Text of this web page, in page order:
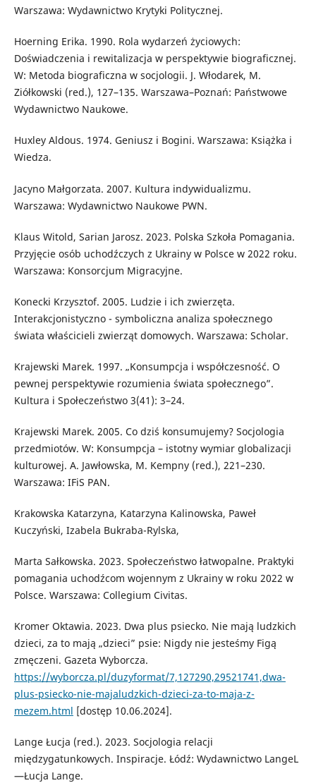
Warszawa: Wydawnictwo Krytyki Politycznej.
Hoerning Erika. 1990. Rola wydarzeń życiowych:
Doświadczenia i rewitalizacja w perspektywie biograficznej.
W: Metoda biograficzna w socjologii. J. Włodarek, M.
Ziółkowski (red.), 127–135. Warszawa–Poznań: Państwowe
Wydawnictwo Naukowe.
Huxley Aldous. 1974. Geniusz i Bogini. Warszawa: Książka i
Wiedza.
Jacyno Małgorzata. 2007. Kultura indywidualizmu.
Warszawa: Wydawnictwo Naukowe PWN.
Klaus Witold, Sarian Jarosz. 2023. Polska Szkoła Pomagania.
Przyjęcie osób uchodźczych z Ukrainy w Polsce w 2022 roku.
Warszawa: Konsorcjum Migracyjne.
Konecki Krzysztof. 2005. Ludzie i ich zwierzęta.
Interakcjonistyczno - symboliczna analiza społecznego
świata właścicieli zwierząt domowych. Warszawa: Scholar.
Krajewski Marek. 1997. „Konsumpcja i współczesność. O
pewnej perspektywie rozumienia świata społecznego”.
Kultura i Społeczeństwo 3(41): 3–24.
Krajewski Marek. 2005. Co dziś konsumujemy? Socjologia
przedmiotów. W: Konsumpcja – istotny wymiar globalizacji
kulturowej. A. Jawłowska, M. Kempny (red.), 221–230.
Warszawa: IFiS PAN.
Krakowska Katarzyna, Katarzyna Kalinowska, Paweł
Kuczyński, Izabela Bukraba-Rylska,
Marta Sałkowska. 2023. Społeczeństwo łatwopalne. Praktyki
pomagania uchodźcom wojennym z Ukrainy w roku 2022 w
Polsce. Warszawa: Collegium Civitas.
Kromer Oktawia. 2023. Dwa plus psiecko. Nie mają ludzkich
dzieci, za to mają „dzieci” psie: Nigdy nie jesteśmy Figą
zmęczeni. Gazeta Wyborcza.
https://wyborcza.pl/duzyformat/7,127290,29521741,dwa-
plus-psiecko-nie-majaludzkich-dzieci-za-to-maja-z-
mezem.html [dostęp 10.06.2024].
Lange Łucja (red.). 2023. Socjologia relacji
międzygatunkowych. Inspiracje. Łódź: Wydawnictwo LangeL
—Łucja Lange.